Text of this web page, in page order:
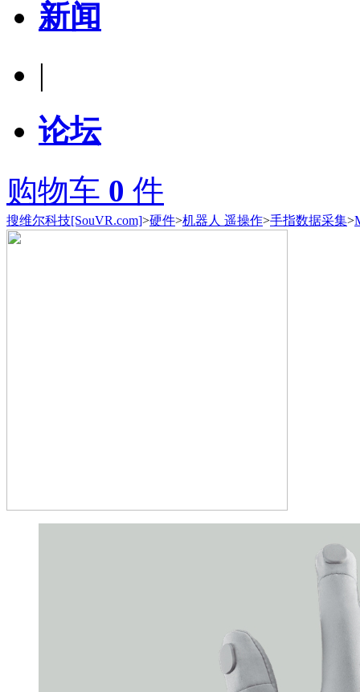
新闻
|
论坛
购物车 0 件
搜维尔科技[SouVR.com]>硬件>机器人 遥操作>手指数据采集>